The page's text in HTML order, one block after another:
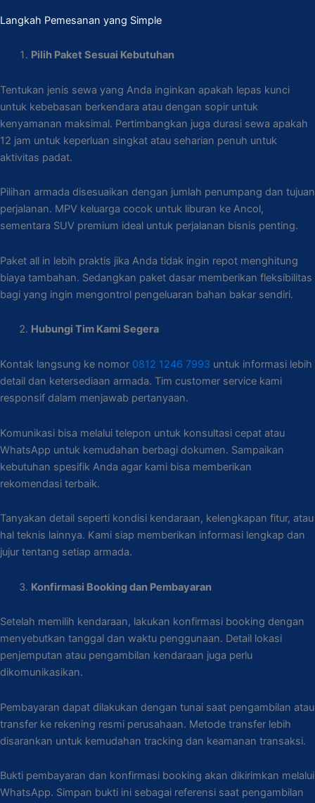
Langkah Pemesanan yang Simple
Pilih Paket Sesuai Kebutuhan
Tentukan jenis sewa yang Anda inginkan apakah lepas kunci
untuk kebebasan berkendara atau dengan sopir untuk
kenyamanan maksimal. Pertimbangkan juga durasi sewa apakah
12 jam untuk keperluan singkat atau seharian penuh untuk
aktivitas padat.
Pilihan armada disesuaikan dengan jumlah penumpang dan tujuan
perjalanan. MPV keluarga cocok untuk liburan ke Ancol,
sementara SUV premium ideal untuk perjalanan bisnis penting.
Paket all in lebih praktis jika Anda tidak ingin repot menghitung
biaya tambahan. Sedangkan paket dasar memberikan fleksibilitas
bagi yang ingin mengontrol pengeluaran bahan bakar sendiri.
Hubungi Tim Kami Segera
Kontak langsung ke nomor 0812 1246 7993 untuk informasi lebih
detail dan ketersediaan armada. Tim customer service kami
responsif dalam menjawab pertanyaan.
Komunikasi bisa melalui telepon untuk konsultasi cepat atau
WhatsApp untuk kemudahan berbagi dokumen. Sampaikan
kebutuhan spesifik Anda agar kami bisa memberikan
rekomendasi terbaik.
Tanyakan detail seperti kondisi kendaraan, kelengkapan fitur, atau
hal teknis lainnya. Kami siap memberikan informasi lengkap dan
jujur tentang setiap armada.
Konfirmasi Booking dan Pembayaran
Setelah memilih kendaraan, lakukan konfirmasi booking dengan
menyebutkan tanggal dan waktu penggunaan. Detail lokasi
penjemputan atau pengambilan kendaraan juga perlu
dikomunikasikan.
Pembayaran dapat dilakukan dengan tunai saat pengambilan atau
transfer ke rekening resmi perusahaan. Metode transfer lebih
disarankan untuk kemudahan tracking dan keamanan transaksi.
Bukti pembayaran dan konfirmasi booking akan dikirimkan melalui
WhatsApp. Simpan bukti ini sebagai referensi saat pengambilan